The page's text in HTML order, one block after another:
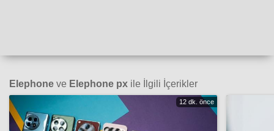
Elephone ve Elephone px ile İlgili İçerikler
12 dk. önce